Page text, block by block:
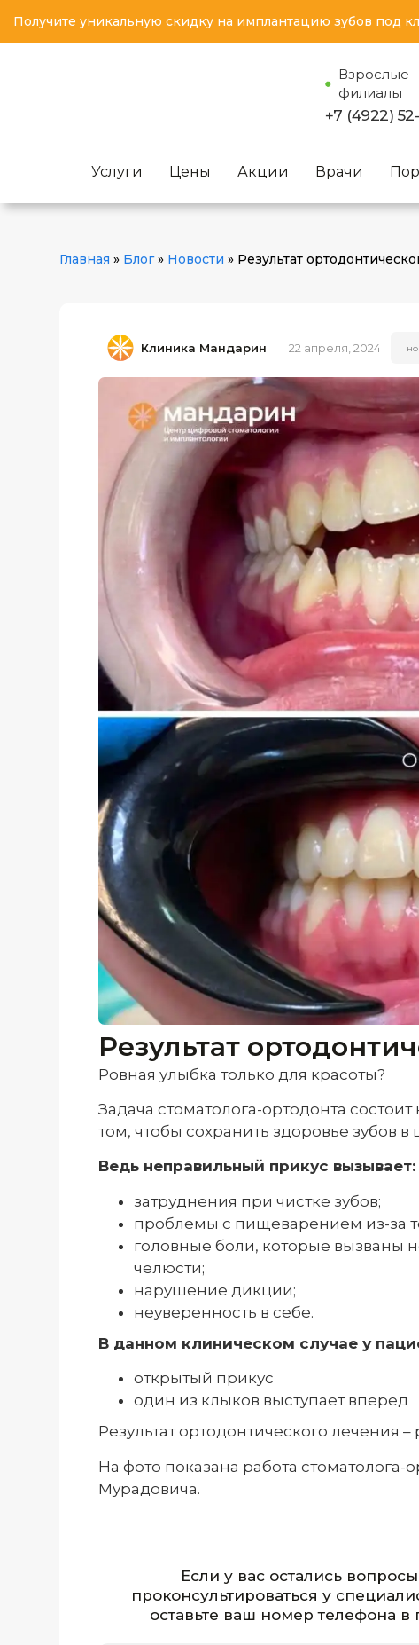
Получите уникальную скидку на имплантацию зубов под
Взрослые
филиалы
+7 (4922)
Услуги Цены Акции Врачи
Главная » Блог» Новости » Результат
Клиника Мандарин 22 апреля, 2024
Результат
Ровная улыбка только для красоты?
Задача стоматолога-ортодонта
том, чтобы сохранить здоровье зубов в
Ведь неправильный прикус вызывает:
затруднения при чистке зубов;
проблемы с пищеварением из-за
головные боли, которые
челюсти;
нарушение дикции;
неуверенность в себе.
В данном клиническом случае у
открытый прикус
один из клыков выступает вперед
Результат ортодонтического лечения
На фото показана работа стоматолога-
Мурадовича.
Если у вас остались
проконсультироваться у
оставьте ваш номер телефона